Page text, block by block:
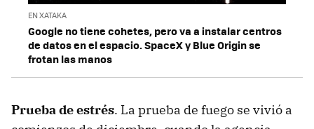
EN XATAKA
Google no tiene cohetes, pero va a instalar centros
de datos en el espacio. SpaceX y Blue Origin se
frotan las manos
Prueba de estrés. La prueba de fuego se vivió a